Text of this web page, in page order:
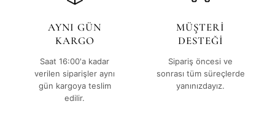
AYNI GÜN
KARGO
Saat 16:00'a kadar
verilen siparişler aynı
gün kargoya teslim
edilir.
MÜŞTERİ
DESTEĞİ
Sipariş öncesi ve
sonrası tüm süreçlerde
yanınızdayız.